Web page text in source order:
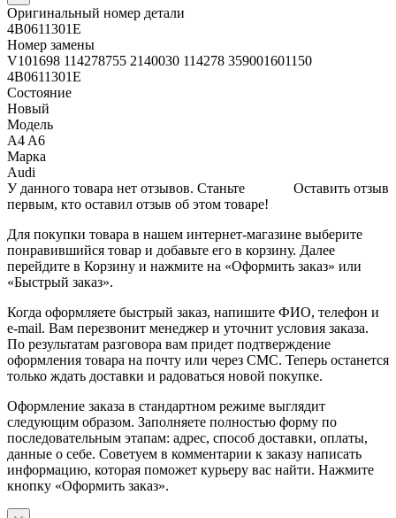
Оригинальный номер детали
4B0611301E
Номер замены
V101698 114278755 2140030 114278 359001601150
4B0611301E
Состояние
Новый
Модель
A4 A6
Марка
Audi
Оставить отзыв
У данного товара нет отзывов. Станьте
первым, кто оставил отзыв об этом товаре!
Для покупки товара в нашем интернет-магазине выберите
понравившийся товар и добавьте его в корзину. Далее
перейдите в Корзину и нажмите на «Оформить заказ» или
«Быстрый заказ».
Когда оформляете быстрый заказ, напишите ФИО, телефон и
e-mail. Вам перезвонит менеджер и уточнит условия заказа.
По результатам разговора вам придет подтверждение
оформления товара на почту или через СМС. Теперь останется
только ждать доставки и радоваться новой покупке.
Оформление заказа в стандартном режиме выглядит
следующим образом. Заполняете полностью форму по
последовательным этапам: адрес, способ доставки, оплаты,
данные о себе. Советуем в комментарии к заказу написать
информацию, которая поможет курьеру вас найти. Нажмите
кнопку «Оформить заказ».